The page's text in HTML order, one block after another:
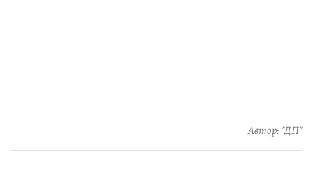
Автор: "ДП"